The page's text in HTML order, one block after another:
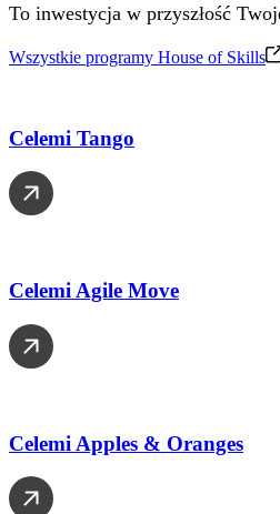
To inwestycja w przyszłość
Wszystkie programy House of Skills
Celemi Tango
Celemi Agile Move
Celemi Apples & Oranges